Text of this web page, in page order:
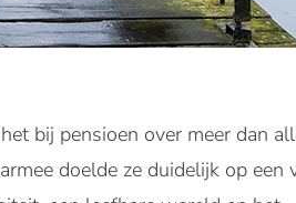
bij pensioen over meer dan
doelde ze duidelijk op een